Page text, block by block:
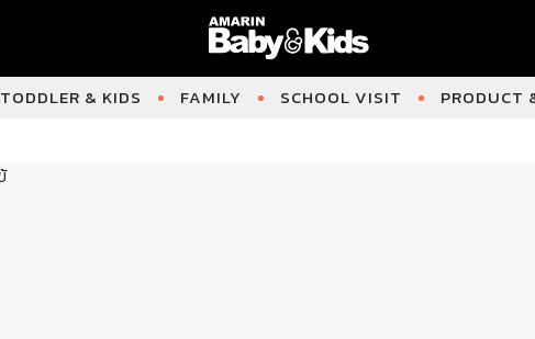
TODDLER & KIDS FAMILY SCHOOL VISIT PRODUCT